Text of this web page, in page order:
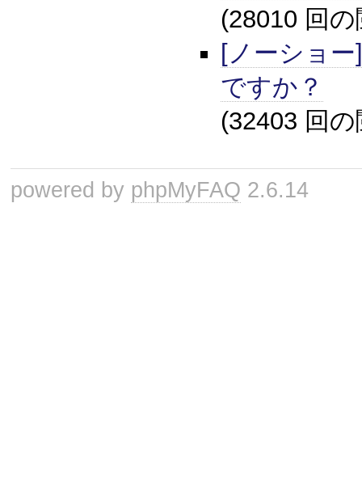
(28010 回
[ノーショ
ですか？
(32403 回
powered by phpMyFAQ 2.6.14